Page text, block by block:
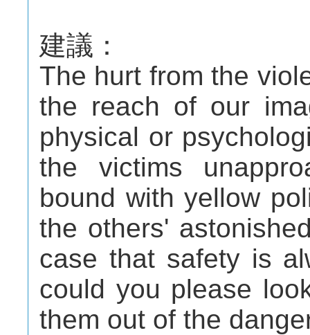
建議：
The hurt from the
the reach of our
physical or
the victims
bound with yellow
the others'
case that safety is
could you please
them out of the